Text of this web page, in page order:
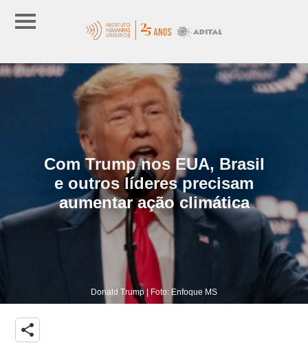
Com Trump nos EUA, Brasil
e outros líderes precisam
aumentar ação climática
Donald Trump | Foto: Enfoque MS
share